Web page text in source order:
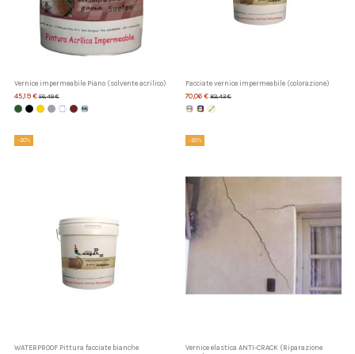
Vernice impermeabile Piano (solvente acrilico)
45,19 €56,49 €
Facciate vernice impermeabile (colorazione)
70,06 € 82,43 €
-20%
WATERPROOF Pittura facciate bianche
-20%
Vernice elastica ANTI-CRACK (Riparazione